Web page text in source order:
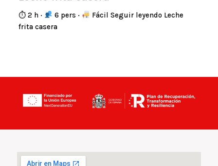
⏱ 2 h · 6 pers ·
Fácil Seguir leyendo Leche
frita casera